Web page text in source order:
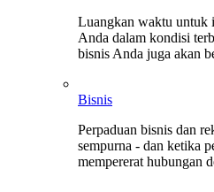
Luangkan waktu untuk
Anda dalam kondisi
bisnis Anda juga akan
Bisnis
Perpaduan bisnis dan
sempurna - dan ketika
mempererat hubungan